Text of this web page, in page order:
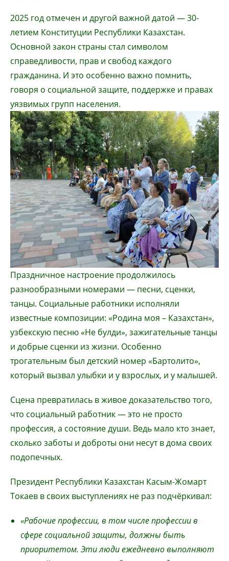
2025 год отмечен и другой важной датой — 30-
летием Конституции Республики Казахстан.
Основной закон страны стал символом
справедливости, прав и свобод каждого
гражданина. И это особенно важно помнить,
говоря о социальной защите, поддержке и правах
уязвимых групп населения.
Праздничное настроение продолжилось
разнообразными номерами — песни, сценки,
танцы. Социальные работники исполняли
известные композиции: «Родина моя – Казахстан»,
узбекскую песню «Не булди», зажигательные танцы
и добрые сценки из жизни. Особенно
трогательным был детский номер «Бартолито»,
который вызвал улыбки и у взрослых, и у малышей.
Сцена превратилась в живое доказательство того,
что социальный работник — это не просто
профессия, а состояние души. Ведь мало кто знает,
сколько заботы и доброты они несут в дома своих
подопечных.
Президент Республики Казахстан Касым-Жомарт
Токаев в своих выступлениях не раз подчёркивал:
«Рабочие профессии, в том числе профессии в
сфере социальной защиты, должны быть
приоритетом. Эти люди ежедневно выполняют